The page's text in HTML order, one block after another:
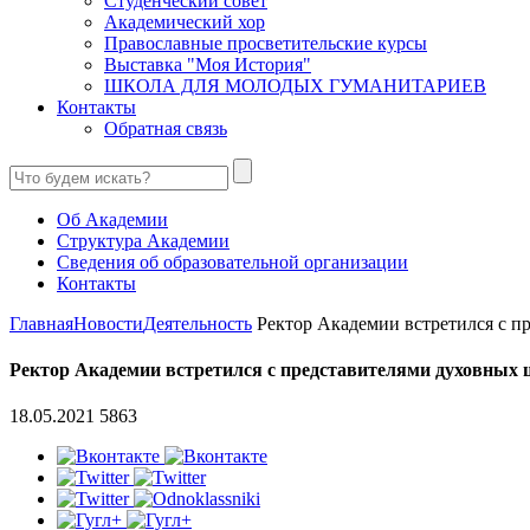
Академический хор
Православные просветительские курсы
Выставка "Моя История"
ШКОЛА ДЛЯ МОЛОДЫХ ГУМАНИТАРИЕВ
Контакты
Обратная связь
Об Академии
Структура Академии
Сведения об образовательной организации
Контакты
ГлавнаяНовостиДеятельность Ректор Академии встретился с
Ректор Академии встретился с представителями духовных
18.05.2021 5863